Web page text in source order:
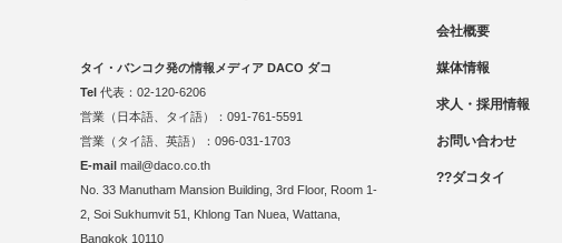
会社概要
媒体情報
求人・採用情報
お問い合わせ
??ダコタイ
タイ・バンコク発の情報メディア DACO ダコ
Tel 代表：02-120-6206
営業（日本語、タイ語）：091-761-5591
営業（タイ語、英語）：096-031-1703
E-mail mail@daco.co.th
No. 33 Manutham Mansion Building, 3rd Floor, Room 1-
2, Soi Sukhumvit 51, Khlong Tan Nuea, Wattana,
Bangkok 10110